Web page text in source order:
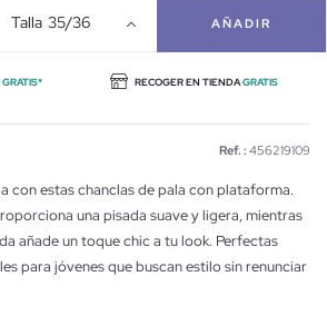
Talla 35/36 AÑADIR
GRATIS* RECOGER EN TIENDAGRATIS
Ref. : 456219109
con estas chanclas de pala con plataforma.
una pisada suave y ligera, mientras
añade un toque chic a tu look. Perfectas
para jóvenes que buscan estilo sin renunciar